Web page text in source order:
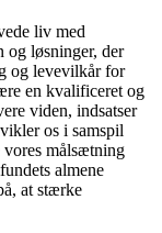
liv med
og løsninger, der
og levevilkår for
en kvalificeret og
viden, indsatser
os i samspil
vores målsætning
almene
at stærke